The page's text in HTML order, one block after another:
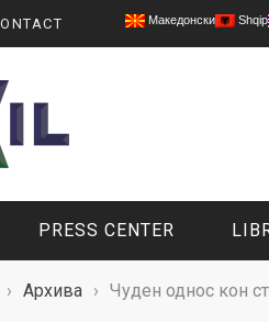
Македонски Shqip
PRESS CENTER
› Архива › Чуден однос кон